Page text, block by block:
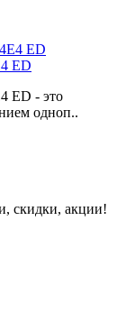
ED
ED - это
одноп..
, скидки, акции!